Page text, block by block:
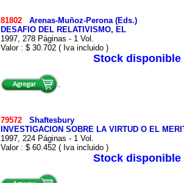
81802 Arenas-Muñoz-Perona (Eds.)
DESAFIO DEL RELATIVISMO, EL
1997, 278 Páginas - 1 Vol.
Valor : $ 30.702 ( Iva incluido )
Stock disponible
79572 Shaftesbury
INVESTIGACION SOBRE LA VIRTUD O EL
1997, 224 Páginas - 1 Vol.
Valor : $ 60.452 ( Iva incluido )
Stock disponible